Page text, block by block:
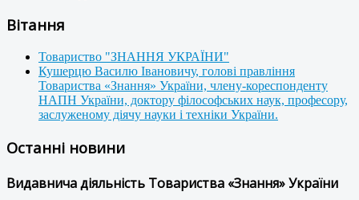
Вітання
Товариство "ЗНАННЯ УКРАЇНИ"
Кушерцю Василю Івановичу, голові правління
Товариства «Знання» України, члену-кореспонденту
НАПН України, доктору філософських наук, професору,
заслуженому діячу науки і техніки України.
Останні новини
Видавнича діяльність Товариства «Знання» України